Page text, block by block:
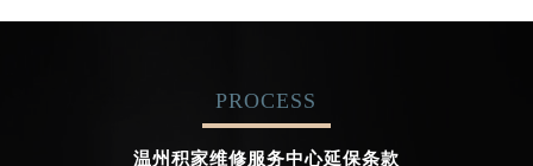

PROCESS
温州积家维修服务中心延保条款